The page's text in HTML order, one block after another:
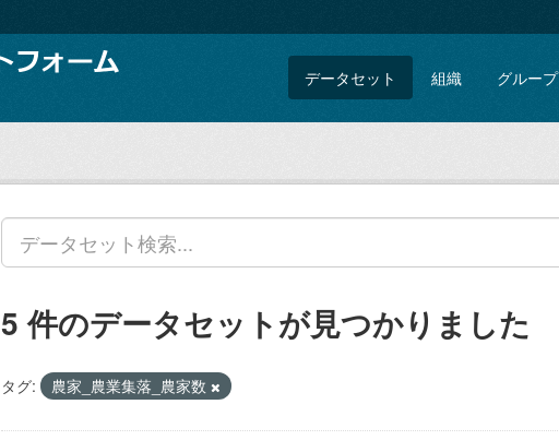
データセット 組織 グループ
5 件のデータセットが見つかりました
タグ: 農家_農業集落_農家数